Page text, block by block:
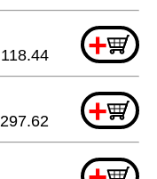
+
118.44
+
297.62